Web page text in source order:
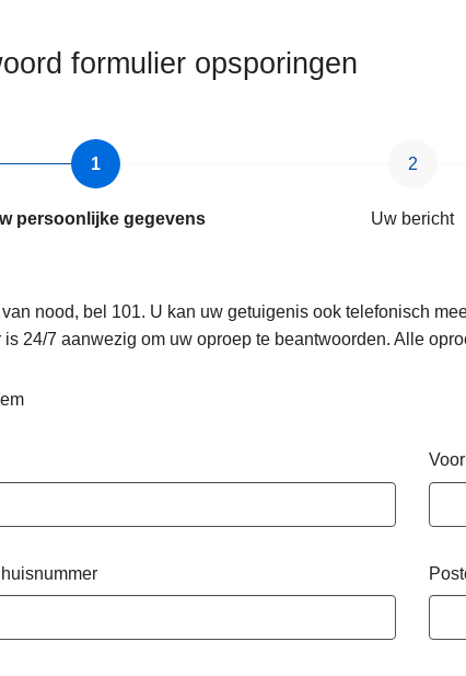
formulier opsporingen
persoonlijke gegevens Uw bericht
van nood, bel 101. U kan uw getuigenis ook telefonisch
is 24/7 aanwezig om uw oproep te beantwoorden. Alle